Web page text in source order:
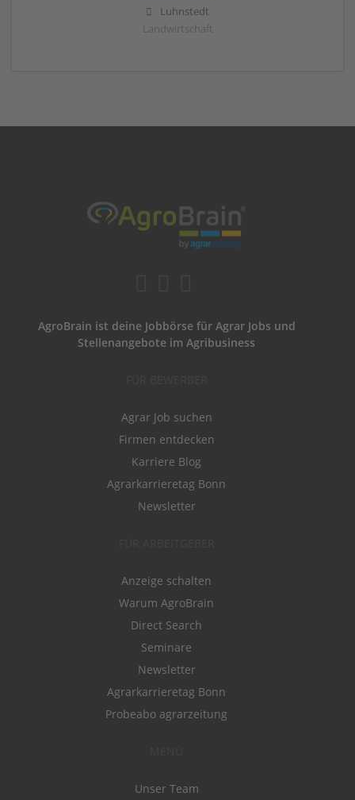
Luhnstedt
Landwirtschaft
AgroBrain ist deine Jobbörse für Agrar Jobs und
Stellenangebote im Agribusiness
Agrar Job suchen
Firmen entdecken
Karriere Blog
Agrarkarrieretag Bonn
Newsletter
Anzeige schalten
Warum AgroBrain
Direct Search
Seminare
Newsletter
Agrarkarrieretag Bonn
Probeabo agrarzeitung
Unser Team